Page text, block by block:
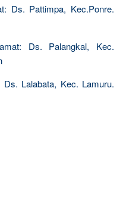
Ds. Pattimpa, Kec.Ponre.
Ds. Palangkal, Kec.
Lalabata, Kec. Lamuru.